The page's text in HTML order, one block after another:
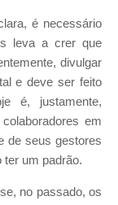
é necessário
leva a crer que
divulgar
e deve ser feito
é, justamente,
em
de seus gestores
ter um padrão.
no passado, os